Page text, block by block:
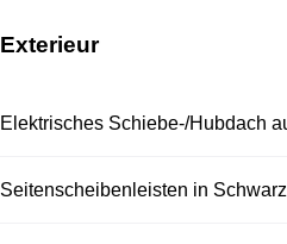
Exterieur
Elektrisches Schiebe-/Hubdach
Seitenscheibenleisten in